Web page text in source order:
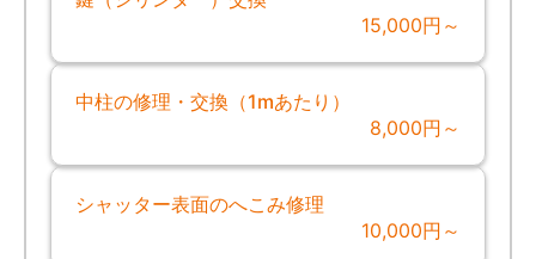
15,000円～
中柱の修理・交換（1mあたり）
8,000円～
シャッター表面のへこみ修理
10,000円～